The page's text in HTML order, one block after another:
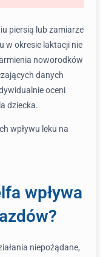
piersią lub zamiarze
w okresie laktacji nie
noworodków
danych
oceni
dziecka.
wpływu leku na
wpływa
niepożądane,